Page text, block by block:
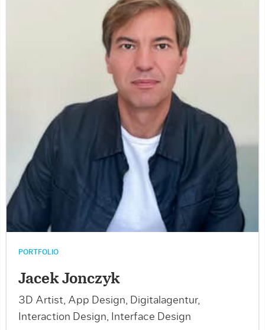
PORTFOLIO
Jacek Jonczyk
3D Artist, App Design, Digitalagentur,
Interaction Design, Interface Design